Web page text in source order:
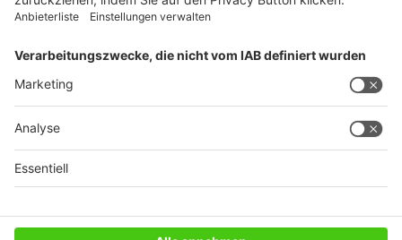
Reisemobil International
SERVICE
Datenschutz